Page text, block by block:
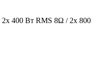
2x 400 Вт RMS 8Ω / 2x 800